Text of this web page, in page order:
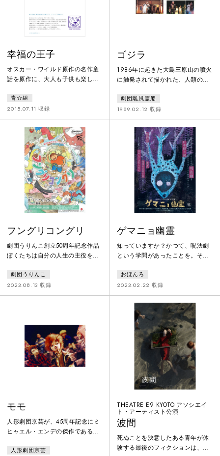
幸福の王子
オスカー・ワイルド原作の名作童
話を原作に、大人も子供も楽しめ
平和への祈りに満ちた視点で、温
かくほろ苦く翻案したオリジナル
戯曲です。「青色文庫 -其弐、文
月の祈り-」と題した、古民家での
リーディング上演を、美しい映像
作品にした本作。親子でもお楽し
みいただけます。お客様からの熱
い再演希望により、劇団のレパー
トリーとして繰り返し上演。大人
の絵本のような、珠玉の短編作
青☆組
2015.07.11 収録
ゴジラ
1986年に起きた大島三原山の噴火
に触発されて描かれた、人類の暴
が、人間の可憐な少女に恋をする
という育奇想天外な恋物語。怪獣
「ゴジラ」を等身大の俳優が演
じ、観客との共同幻想で、舞台に
巨大な「ゴジラ」を登場させた。
大島元町に住む一之瀬家では、長
女やよいからの「会ってもらいた
いひとがいる」という電話に、上
へ下への大騒ぎ。しかしそこに現
れたのは「ゴジラ」だった。家族
は猛反対、
劇団離風霊船
1989.02.12 収録
フングリコングリ
劇団うりんこ創立50周年記念作品
ぼくたちは自分の人生の主役をし
してるんだそんなお客様に、ぼく
は、ふしぎなお話をたくさん聞か
せてるんだ。すると、鍵を閉め忘
上の劇団員が、所狭しとうりんこ
劇場を駆け巡る！にぎやかで、ち
ょっぴりきみょうなファンタジ
劇団うりんこ
2023.08.13 収録
ゲマニョ幽霊
知っていますか？かつて、呪法劇
という学問があったことを。それ
え、歴史の闇に隠されたことを。
呪法劇とは芝居をやると言う儀式
によって、霊的なるものを地上に
降臨させ超常的な力を借りること
です。おぼんろは1600年代に残さ
れた伝説的な文献を日本で初めて
翻訳し、当時の儀式を再現しまし
た。『ゲマニョ幽霊』はロシア・
ポーランド戦争が行われた頃、ラ
マエが描いた物語とされていま
す。誰が
おぼんろ
2023.02.22 収録
モモ
人形劇団京芸が、45周年記念にミ
ヒャエル・エンデの傑作である
創立メンバーの谷ひろしが手掛
人形劇団京芸
THEATRE E9 KYOTO アソシエイ
ト・アーティスト公演
波間
死ぬことを決意したある青年が体
験する最後のフィクションは、死